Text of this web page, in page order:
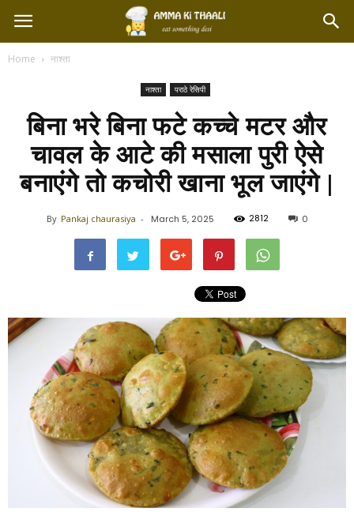
Home नाश्ता
नाश्ता पराठे रेसिपी
बिना भरे बिना फटे कच्चे मटर और
चावल के आटे की मसाला पुरी ऐसे
बनाएंगे तो कचोरी खाना भूल जाएंगे |
By Pankaj chaurasiya - March 5, 2025 2812 0